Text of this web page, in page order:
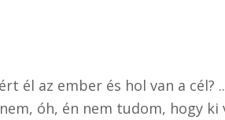
él az ember és hol van a cél?
óh, én nem tudom, hogy